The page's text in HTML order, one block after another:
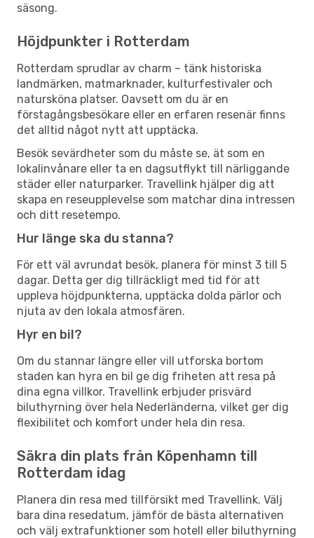
säsong.
Höjdpunkter i Rotterdam
Rotterdam sprudlar av charm – tänk historiska
landmärken, matmarknader, kulturfestivaler och
natursköna platser. Oavsett om du är en
förstagångsbesökare eller en erfaren resenär finns
det alltid något nytt att upptäcka.
Besök sevärdheter som du måste se, ät som en
lokalinvånare eller ta en dagsutflykt till närliggande
städer eller naturparker. Travellink hjälper dig att
skapa en reseupplevelse som matchar dina intressen
och ditt resetempo.
Hur länge ska du stanna?
För ett väl avrundat besök, planera för minst 3 till 5
dagar. Detta ger dig tillräckligt med tid för att
uppleva höjdpunkterna, upptäcka dolda pärlor och
njuta av den lokala atmosfären.
Hyr en bil?
Om du stannar längre eller vill utforska bortom
staden kan hyra en bil ge dig friheten att resa på
dina egna villkor. Travellink erbjuder prisvärd
biluthyrning över hela Nederländerna, vilket ger dig
flexibilitet och komfort under hela din resa.
Säkra din plats från Köpenhamn till
Rotterdam idag
Planera din resa med tillförsikt med Travellink. Välj
bara dina resedatum, jämför de bästa alternativen
och välj extrafunktioner som hotell eller biluthyrning